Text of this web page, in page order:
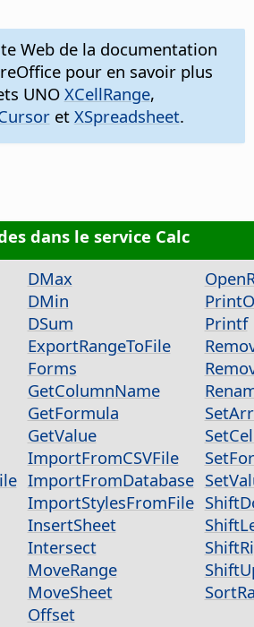
Web de la documentation
pour en savoir plus
UNO XCellRange,
et XSpreadsheet.
dans le service Calc
DMax
DMin
DSum
ExportRangeToFile
Forms
GetColumnName
GetFormula
GetValue
ImportFromCSVFile
ImportFromDatabase
ImportStylesFromFile
InsertSheet
Intersect
MoveRange
MoveSheet
Offset
Printf